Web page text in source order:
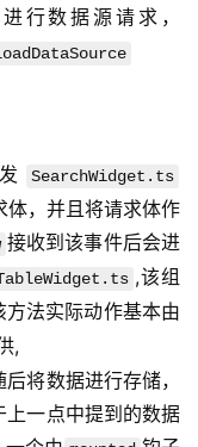
行数据源请求，
SearchWidget.ts
，并且将请求体作
接收到该事件后会进
,该组
方法实际动作基本由
,
将数据进行存储，
一点中提到的数据